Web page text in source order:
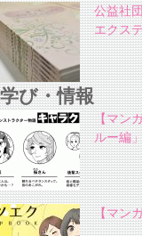
公益社
エクス
学び・情報
【マン
ルー編」
【マン